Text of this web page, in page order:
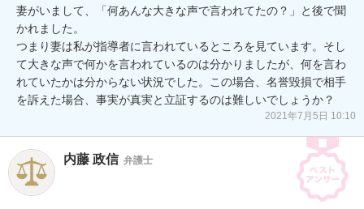
妻がいまして、「何あんな大きな声で言われてたの？」と後で聞
かれました。
つまり妻は私が指導者に言われているところを見ています。そし
て大きな声で何かを言われているのは分かりましたが、何を言わ
れていたかは分からない状況でした。この場合、名誉毀損で相手
を訴えた場合、事実が真実と立証するのは難しいでしょうか？
2021年7月5日 10:10
内藤 政信 弁護士